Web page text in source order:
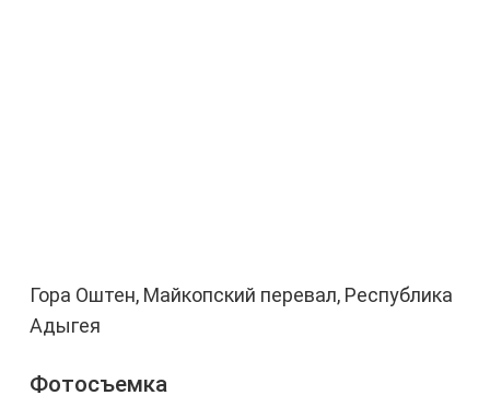
Гора Оштен, Майкопский перевал, Республика
Адыгея
Фотосъемка